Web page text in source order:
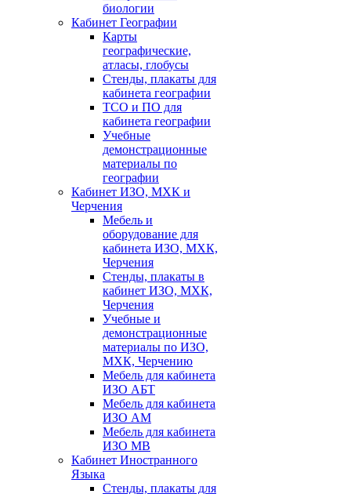
биологии
Кабинет Географии
Карты
географические,
атласы, глобусы
Стенды, плакаты для
кабинета географии
ТСО и ПО для
кабинета географии
Учебные
демонстрационные
материалы по
географии
Кабинет ИЗО, МХК и
Черчения
Мебель и
оборудование для
кабинета ИЗО, МХК,
Черчения
Стенды, плакаты в
кабинет ИЗО, МХК,
Черчения
Учебные и
демонстрационные
материалы по ИЗО,
МХК, Черчению
Мебель для кабинета
ИЗО АБТ
Мебель для кабинета
ИЗО АМ
Мебель для кабинета
ИЗО МВ
Кабинет Иностранного
Языка
Стенды, плакаты для